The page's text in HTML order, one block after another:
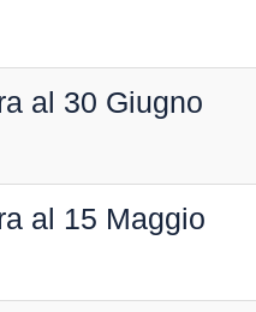
al 30 Giugno
al 15 Maggio